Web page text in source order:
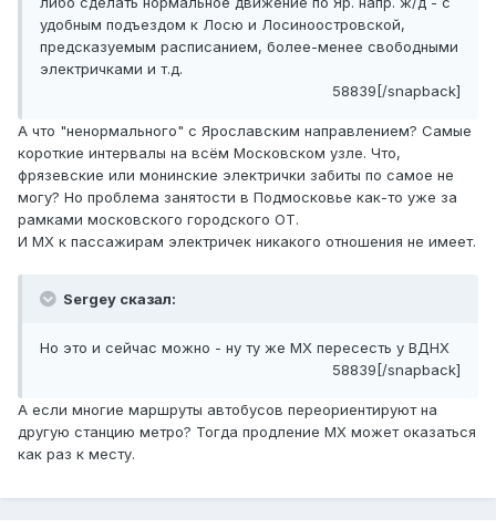
удобным подъездом к Лосю и Лосиноостровской,
предсказуемым расписанием, более-менее свободными
электричками и т.д.
58839[/snapback]
А что "ненормального" с Ярославским направлением? Самые
короткие интервалы на всём Московском узле. Что,
фрязевские или монинские электрички забиты по самое не
могу? Но проблема занятости в Подмосковье как-то уже за
рамками московского городского ОТ.
И МХ к пассажирам электричек никакого отношения не имеет.
Sergey сказал:
Но это и сейчас можно - ну ту же МХ пересесть у ВДНХ
58839[/snapback]
А если многие маршруты автобусов переориентируют на
другую станцию метро? Тогда продление МХ может оказаться
как раз к месту.